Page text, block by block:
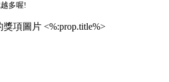
多喔!
<%:prop.title%>